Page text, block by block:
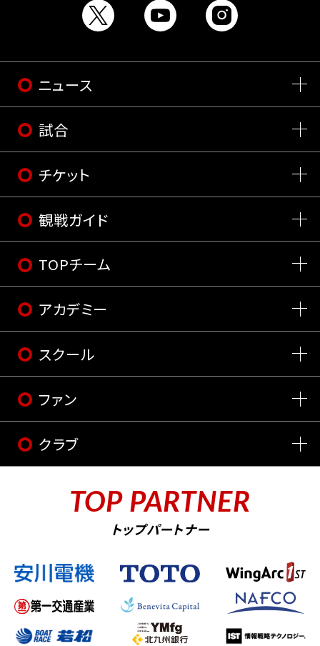
ニュース
試合
チケット
観戦ガイド
TOPチーム
アカデミー
スクール
ファン
クラブ
TOP PARTNER
トップパートナー